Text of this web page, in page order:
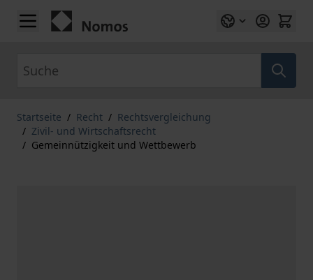
Zum Inhalt springen
Startseite / Recht / Rechtsvergleichung
/ Zivil- und Wirtschaftsrecht
/ Gemeinnützigkeit und Wettbewerb